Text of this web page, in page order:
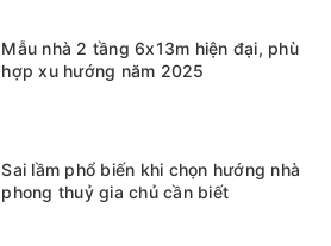
Mẫu nhà 2 tầng 6x13m hiện đại, phù
hợp xu hướng năm 2025
Sai lầm phổ biến khi chọn hướng nhà
phong thuỷ gia chủ cần biết